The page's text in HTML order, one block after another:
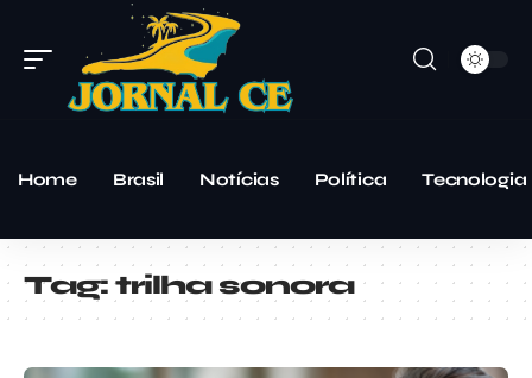
Home Brasil Notícias Política Tecnologia
Tag:trilha sonora